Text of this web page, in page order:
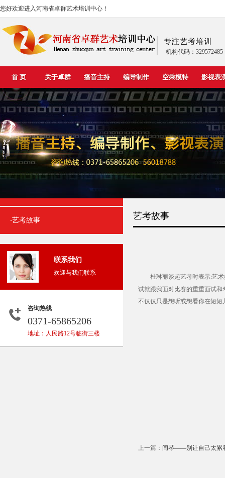
您好欢迎进入河南省卓群艺术培训中心！
机构代码：329572485
首 页 关于卓群 播音主持 编导制作 空乘模特 影视表
·艺考故事
联系我们
欢迎与我们联系
咨询热线
0371-65865206
地址：人民路12号临街三楼
艺考故事
杜琳丽谈起艺考时表示:艺
试就跟我面对比赛的重重面试
不仅仅只是想听或想看你在短
上一篇： 闫琴——别让自己太累